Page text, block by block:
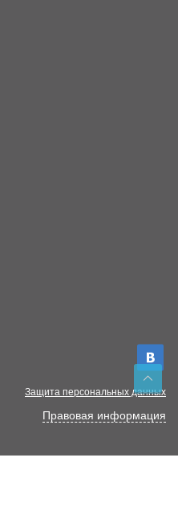
Защита персональных данных
Правовая информация